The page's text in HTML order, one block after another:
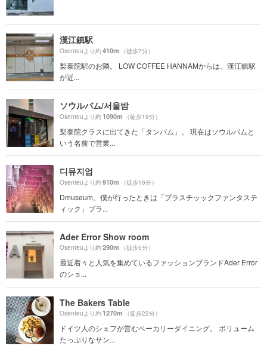
漢江鎮駅
Osenteuより約410m （徒歩7分）
梨泰院駅のお隣。 LOW COFFEE HANNAMからは、漢江鎮駅
が近...
ソウルバム/서울밤
Osenteuより約1090m （徒歩19分）
梨泰院クラスに出てきた「タンバム」。 現在はソウルバムと
いう名前で営業...
디뮤지엄
Osenteuより約910m （徒歩16分）
Dmuseum。僕が行ったときは「プラスチッックファンタステ
ィック」プラ...
Ader Error Show room
Osenteuより約290m （徒歩5分）
最近着々と人気を集めているファッションブランドAder Error
のショ...
The Bakers Table
Osenteuより約1270m （徒歩22分）
ドイツ人のシェフが営むベーカリーダイニング。 ボリューム
たっぷりなサン...